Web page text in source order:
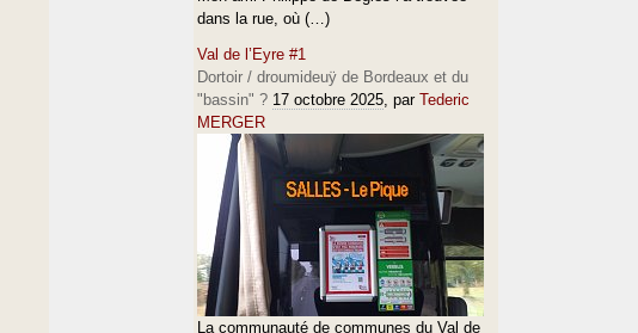
dans la rue, où (…)
Val de l’Eyre #1
Dortoir / droumideuÿ de Bordeaux et du
"bassin" ? 17 octobre 2025, par Tederic
MERGER
La communauté de communes du Val de